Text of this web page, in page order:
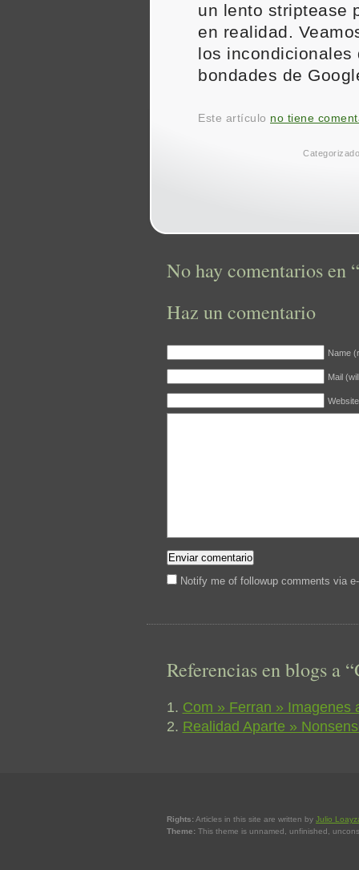
un lento striptease
en realidad.
los incondicionales
bondades de
Este artículo no tiene
No hay comentarios en
Haz un comentario
Name
Mail
Website
Notify me of followup comments via
Referencias en blogs a
Com » Ferran » Imagenes
Realidad Aparte »
Rights:Articles in this site are written by Julio
Theme: This theme is unnamed, unfinished,